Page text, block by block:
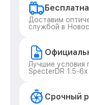
Доставим
службой в
Лучшие условия
SpecterDR 1.5-
Срочный